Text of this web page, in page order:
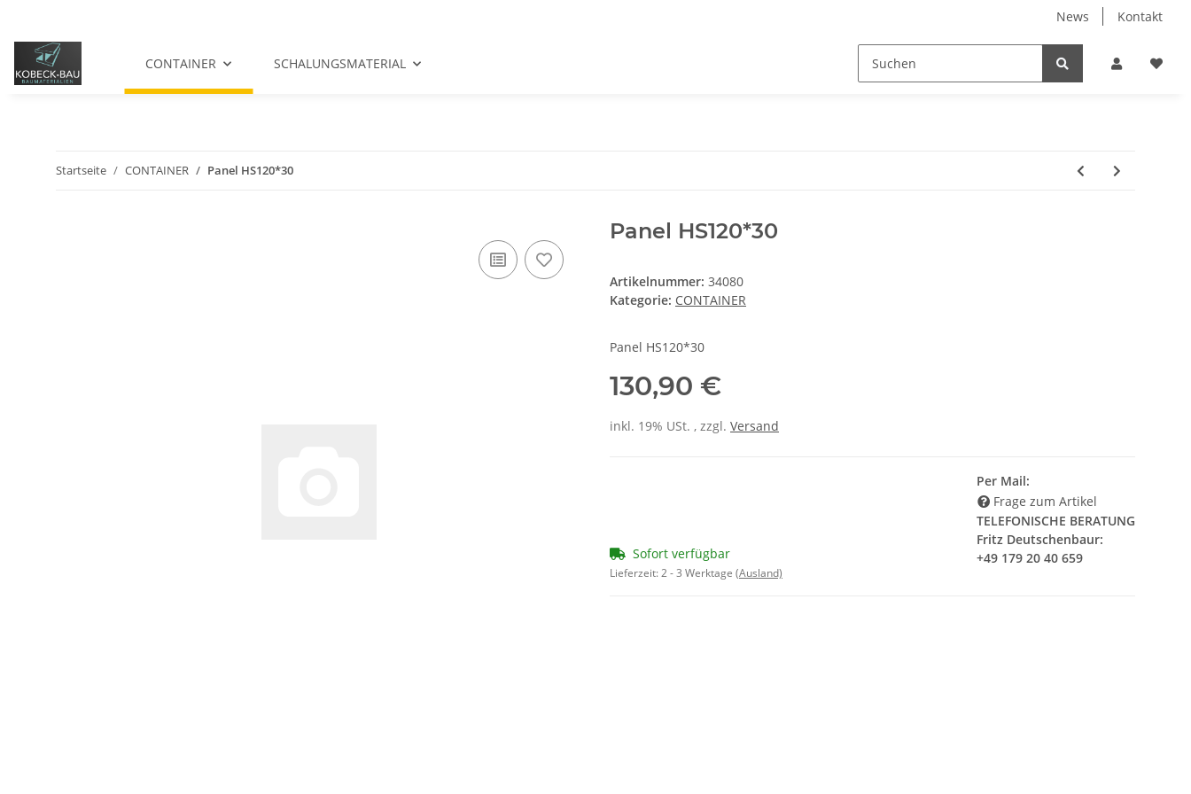
News Kontakt
CONTAINER SCHALUNGSMATERIAL
Startseite CONTAINER Panel HS120*30
Panel HS120*30
Artikelnummer: 34080
Kategorie: CONTAINER
Panel HS120*30
130,90 €
inkl. 19% USt. , zzgl. Versand
Sofort verfügbar
Lieferzeit:2 - 3 Werktage (Ausland)
Per Mail:
Frage zum Artikel
TELEFONISCHE BERATUNG
Fritz Deutschenbaur:
+49 179 20 40 659